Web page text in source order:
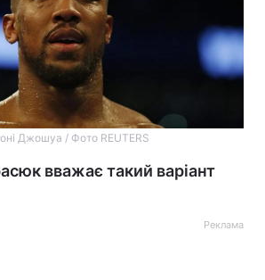
Джошуа / Фото REUTERS
вважає такий варіант
Реклама